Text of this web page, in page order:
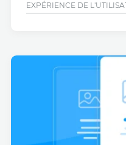
EXPÉRIENCE DE